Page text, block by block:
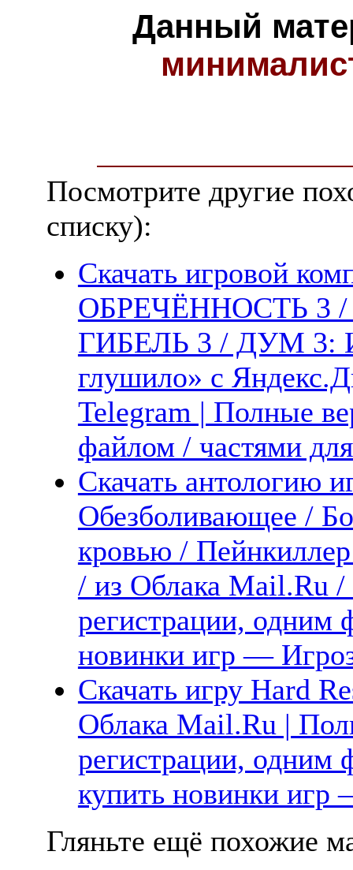
Данный
Посмотрите другие
списку):
Скачать игровой
ОБРЕЧЁННОСТЬ 3
ГИБЕЛЬ 3 / ДУМ 3:
глушило» с
Telegram | Полные
файлом / частями
Скачать антологию
Обезболивающее /
кровью /
/ из Облака Mail.Ru
регистрации, одним
новинки игр —
Скачать игру Hard
Облака Mail.Ru |
регистрации, одним
купить новинки
Гляньте ещё похожие